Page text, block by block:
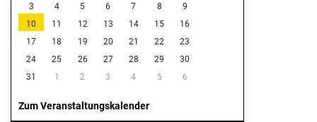
3
4 5 6 7 8
9
10
11 12 13 14 15
16
17
18 19 20 21 22
23
24
25 26 27 28 29
30
31
1 2 3 4 5 6
Zum Veranstaltungskalender